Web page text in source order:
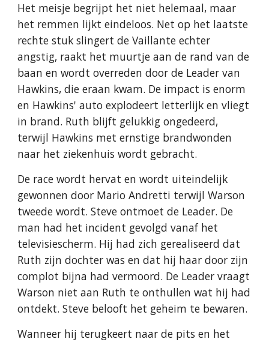
Het meisje begrijpt het niet helemaal, maar
het remmen lijkt eindeloos. Net op het laatste
rechte stuk slingert de Vaillante echter
angstig, raakt het muurtje aan de rand van de
baan en wordt overreden door de Leader van
Hawkins, die eraan kwam. De impact is enorm
en Hawkins' auto explodeert letterlijk en vliegt
in brand. Ruth blijft gelukkig ongedeerd,
terwijl Hawkins met ernstige brandwonden
naar het ziekenhuis wordt gebracht.
De race wordt hervat en wordt uiteindelijk
gewonnen door Mario Andretti terwijl Warson
tweede wordt. Steve ontmoet de Leader. De
man had het incident gevolgd vanaf het
televisiescherm. Hij had zich gerealiseerd dat
Ruth zijn dochter was en dat hij haar door zijn
complot bijna had vermoord. De Leader vraagt
Warson niet aan Ruth te onthullen wat hij had
ontdekt. Steve belooft het geheim te bewaren.
Wanneer hij terugkeert naar de pits en het